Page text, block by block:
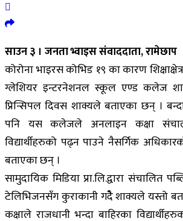
साउन ३ । जनता भ्वाइस संवाददाता, रामेछाप
कोरोना भाइरस कोभिड १९ का कारण
ग्लेशियर इन्टरनेशनल स्कूल एण्ड कलेज
प्रिन्सिपल दिवस शाक्यले बताएका छन् ।
पनि यस कलेजले अनलाइन कक्षा
विद्यार्थीहरुको पढ्न पाउने नैसर्गिक
बताएका छन् ।
सामुदायिक मिडिया प्रा.लि.द्वारा संचालित
टेलिभिजनसँग कुराकानी गदेै शाक्यले यस्तो
कक्षाले राजधानी भन्दा बाहिरका